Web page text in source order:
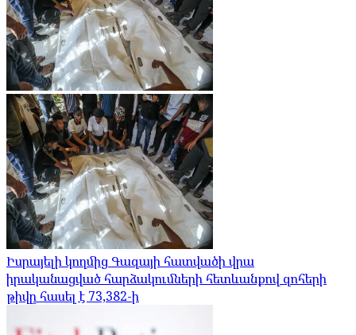
Իսրայելի կողմից Գազայի հատվածի վրա
իրականացված հարձակումների հետևանքով զոհերի
թիվը հասել է 73,382-ի